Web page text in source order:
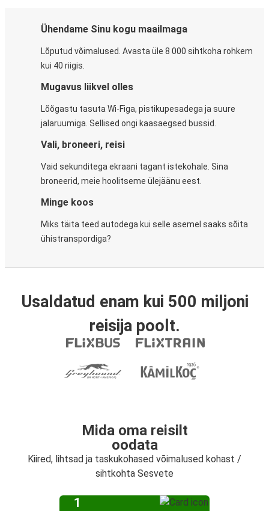
Ühendame Sinu kogu maailmaga
Lõputud võimalused. Avasta üle 8 000 sihtkoha rohkem
kui 40 riigis.
Mugavus liikvel olles
Lõõgastu tasuta Wi-Figa, pistikupesadega ja suure
jalaruumiga. Sellised ongi kaasaegsed bussid.
Vali, broneeri, reisi
Vaid sekunditega ekraani tagant istekohale. Sina
broneerid, meie hoolitseme ülejäänu eest.
Minge koos
Miks täita teed autodega kui selle asemel saaks sõita
ühistranspordiga?
Usaldatud enam kui 500 miljoni
reisija poolt.
Mida oma reisilt
oodata
Kiired, lihtsad ja taskukohased võimalused kohast /
sihtkohta Sesvete
1